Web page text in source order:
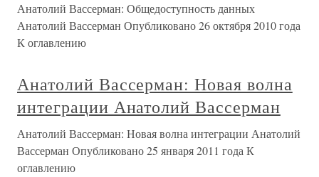
Анатолий Вассерман: Общедоступность данных
Анатолий Вассерман Опубликовано 26 октября 2010 года
К оглавлению
Анатолий Вассерман: Новая волна
интеграции Анатолий Вассерман
Анатолий Вассерман: Новая волна интеграции Анатолий
Вассерман Опубликовано 25 января 2011 года К
оглавлению